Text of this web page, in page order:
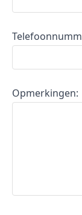
Opmerkingen: